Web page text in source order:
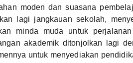
moden dan suasana
lagi jangkauan sekolah,
minda muda untuk
akademik ditonjolkan lagi
untuk menyediakan